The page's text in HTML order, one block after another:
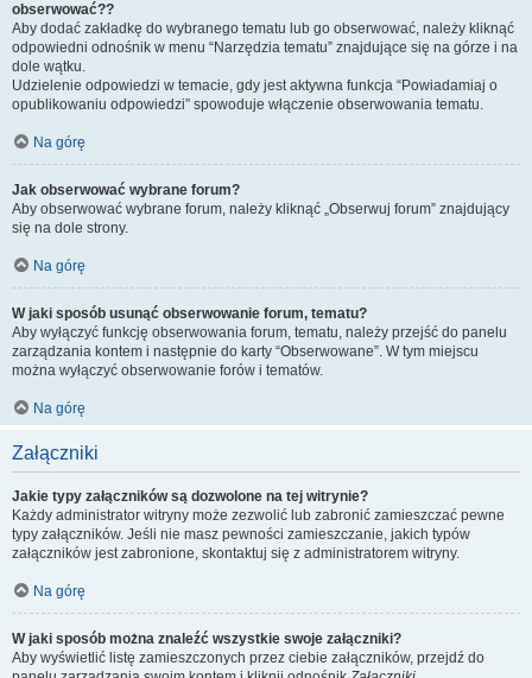
obserwować??
Aby dodać zakładkę do wybranego tematu lub go obserwować, należy kliknąć
odpowiedni odnośnik w menu “Narzędzia tematu” znajdujące się na górze i na
dole wątku.
Udzielenie odpowiedzi w temacie, gdy jest aktywna funkcja “Powiadamiaj o
opublikowaniu odpowiedzi” spowoduje włączenie obserwowania tematu.
Na górę
Jak obserwować wybrane forum?
Aby obserwować wybrane forum, należy kliknąć „Obserwuj forum” znajdujący
się na dole strony.
Na górę
W jaki sposób usunąć obserwowanie forum, tematu?
Aby wyłączyć funkcję obserwowania forum, tematu, należy przejść do panelu
zarządzania kontem i następnie do karty “Obserwowane”. W tym miejscu
można wyłączyć obserwowanie forów i tematów.
Na górę
Załączniki
Jakie typy załączników są dozwolone na tej witrynie?
Każdy administrator witryny może zezwolić lub zabronić zamieszczać pewne
typy załączników. Jeśli nie masz pewności zamieszczanie, jakich typów
załączników jest zabronione, skontaktuj się z administratorem witryny.
Na górę
W jaki sposób można znaleźć wszystkie swoje załączniki?
Aby wyświetlić listę zamieszczonych przez ciebie załączników, przejdź do